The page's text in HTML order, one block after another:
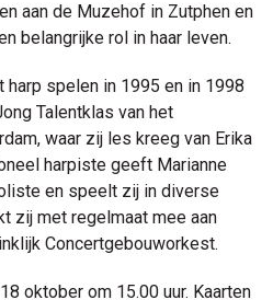
aan de Muzehof in Zutphen en
belangrijke rol in haar leven.
harp spelen in 1995 en in 1998
Talentklas van het
waar zij les kreeg van Erika
harpiste geeft Marianne
en speelt zij in diverse
zij met regelmaat mee aan
Concertgebouworkest.
oktober om 15.00 uur. Kaarten